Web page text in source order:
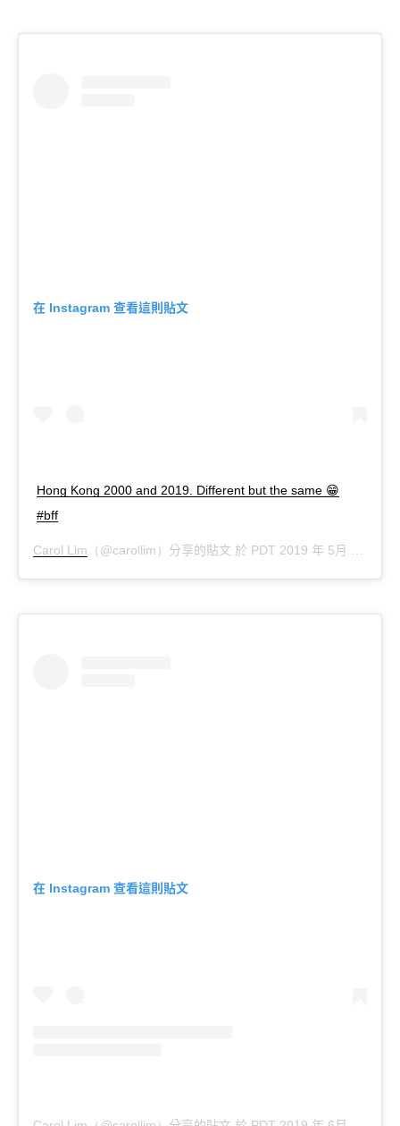
在 Instagram 查看這則貼文
Hong Kong 2000 and 2019. Different but the same 😁
#bff
Carol Lim （@carollim） 分享的貼文 於 PDT 2019 年 5月 月
在 Instagram 查看這則貼文